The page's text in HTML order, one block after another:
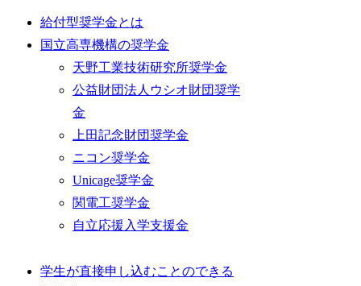
給付型奨学金とは
国立高専機構の奨学金
天野工業技術研究所奨学金
公益財団法人ウシオ財団奨学
金
上田記念財団奨学金
ニコン奨学金
Unicage奨学金
関電工奨学金
自立応援入学支援金
学生が直接申し込むことのできる